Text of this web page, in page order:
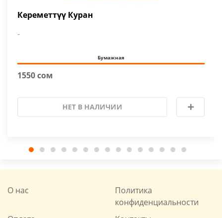
Кереметтүү Куран
-
Бумажная
1550 сом
НЕТ В НАЛИЧИИ
О нас
Политика
конфиденциальности